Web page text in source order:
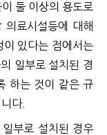
둘 이상의 용도로
료시설등에 대해
이 있다는 점에서는
일부로 설치된 경
하는 것이 같은 규
다.
부로 설치된 경우